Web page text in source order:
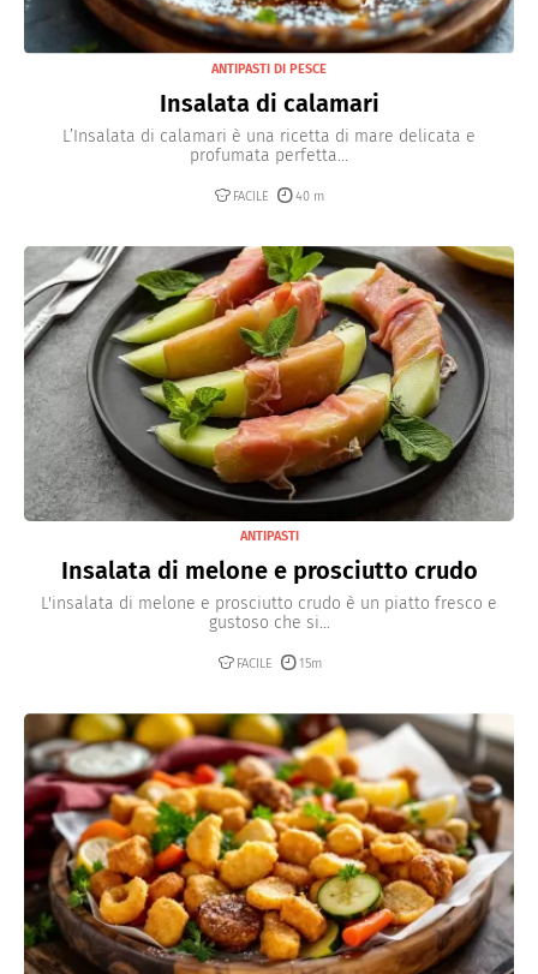
ANTIPASTI DI PESCE
Insalata di calamari
L’Insalata di calamari è una ricetta di mare delicata e
profumata perfetta...
FACILE 40 m
ANTIPASTI
Insalata di melone e prosciutto crudo
L'insalata di melone e prosciutto crudo è un piatto fresco e
gustoso che si...
FACILE 15m